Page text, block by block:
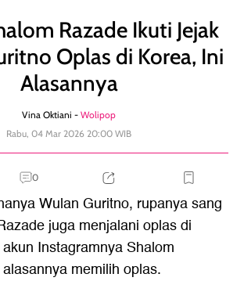
Razade Ikuti Jejak
Oplas di Korea, Ini
Alasannya
Vina Oktiani - Wolipop
Rabu, 04 Mar 2026 20:00 WIB
0
Wulan Guritno, rupanya sang
juga menjalani oplas di
Instagramnya Shalom
memilih oplas.